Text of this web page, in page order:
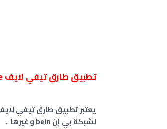
تطبيق طارق تيفي لايف tarek tv live
لشبكة بي إن bein و غيرها
.